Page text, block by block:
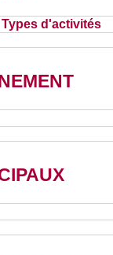
Types d'activités